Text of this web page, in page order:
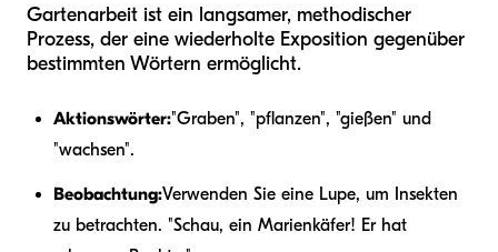
Gartenarbeit ist ein langsamer, methodischer
Prozess, der eine wiederholte Exposition gegenüber
bestimmten Wörtern ermöglicht.
Aktionswörter:"Graben", "pflanzen", "gießen" und
"wachsen".
Beobachtung:Verwenden Sie eine Lupe, um Insekten
zu betrachten. "Schau, ein Marienkäfer! Er hat